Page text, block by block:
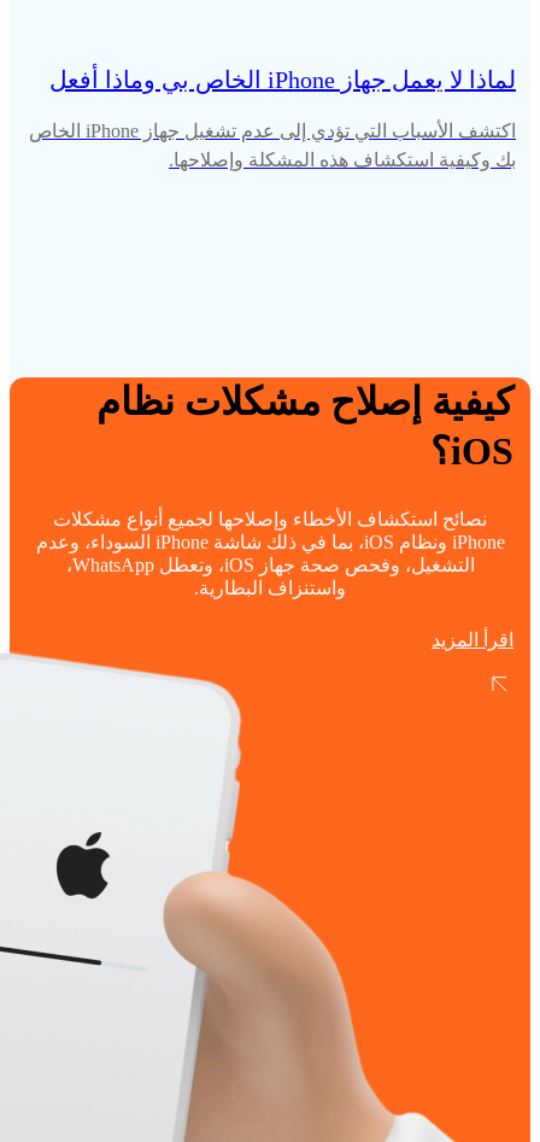
لماذا لا يعمل جهاز iPhone الخاص بي وماذا أفعل
اكتشف الأسباب التي تؤدي إلى عدم تشغيل جهاز iPhone الخاص
بك وكيفية استكشاف هذه المشكلة وإصلاحها.
كيفية إصلاح مشكلات نظام
iOS؟
نصائح استكشاف الأخطاء وإصلاحها لجميع أنواع مشكلات
iPhone ونظام iOS، بما في ذلك شاشة iPhone السوداء، وعدم
التشغيل، وفحص صحة جهاز iOS، وتعطل WhatsApp،
واستنزاف البطارية.
اقرأ المزيد